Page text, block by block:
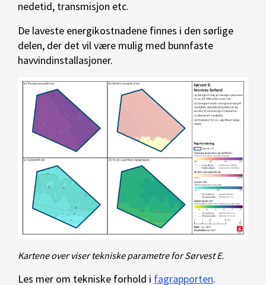
nedetid, transmisjon etc.
De laveste energikostnadene finnes i den sørlige
delen, der det vil være mulig med bunnfaste
havvindinstallasjoner.
Kartene over viser tekniske parametre for Sørvest E.
Les mer om tekniske forhold i fagrapporten.